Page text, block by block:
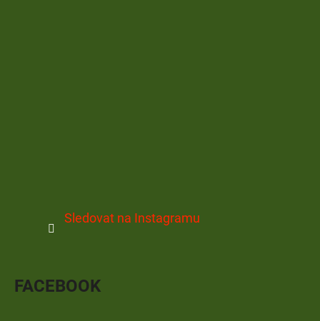
Sledovat na Instagramu
FACEBOOK